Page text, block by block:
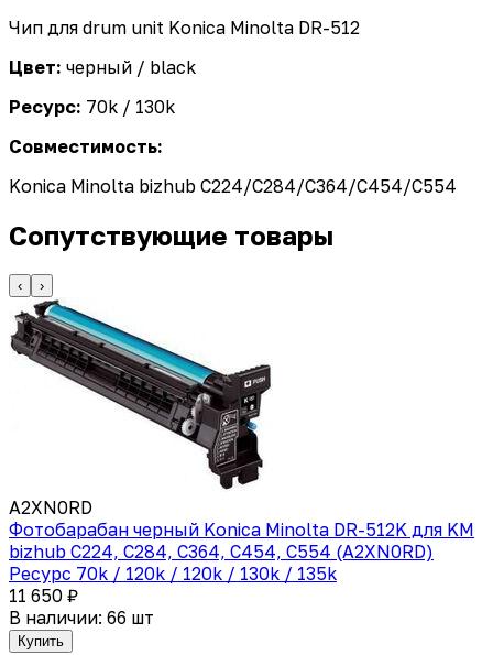
Чип для drum unit Konica Minolta DR-512
Цвет: черный / black
Ресурс: 70k / 130k
Совместимость:
Konica Minolta bizhub C224/C284/C364/C454/C554
Сопутствующие товары
‹ ›
A2XN0RD
Фотобарабан черный Konica Minolta DR-512K для KM
bizhub C224, C284, C364, C454, C554 (A2XN0RD)
Ресурс 70k / 120k / 120k / 130k / 135k
11 650 ₽
В наличии: 66 шт
Купить